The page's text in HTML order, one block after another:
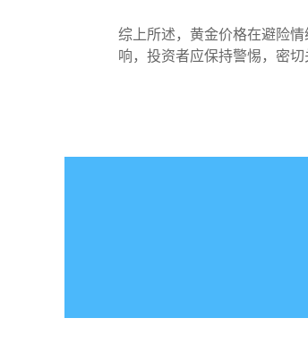
综上所述，黄金价格在避险
响，投资者应保持警惕，密